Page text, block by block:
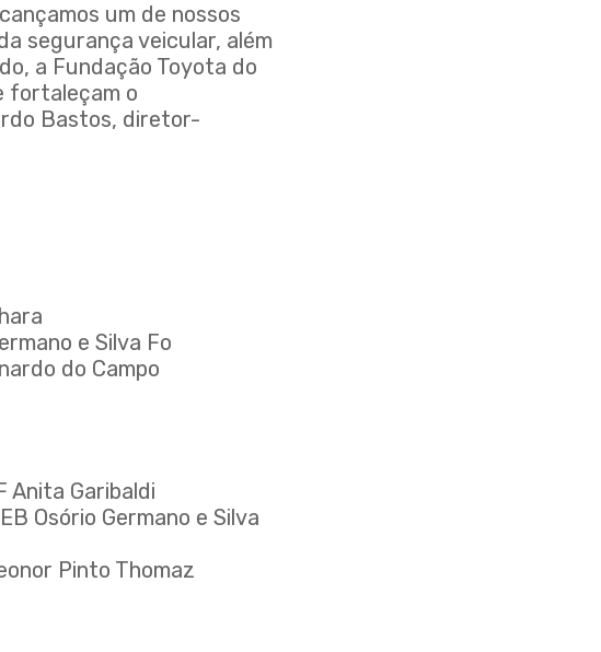
um de nossos
segurança veicular, além
a Fundação Toyota do
fortaleçam o
Bastos, diretor-
e Silva Fo
do Campo
Garibaldi
Germano e Silva
Thomaz